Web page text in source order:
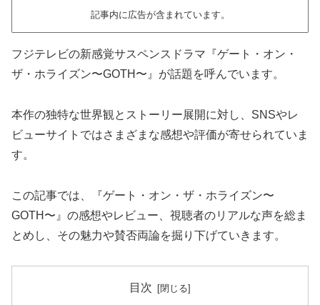
記事内に広告が含まれています。
フジテレビの新感覚サスペンスドラマ『ゲート・オン・
ザ・ホライズン〜GOTH〜』が話題を呼んでいます。
本作の独特な世界観とストーリー展開に対し、SNSやレ
ビューサイトではさまざまな感想や評価が寄せられていま
す。
この記事では、『ゲート・オン・ザ・ホライズン〜
GOTH〜』の感想やレビュー、視聴者のリアルな声を総ま
とめし、その魅力や賛否両論を掘り下げていきます。
目次